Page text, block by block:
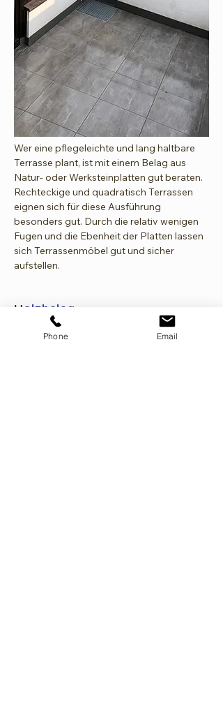
Wer eine pflegeleichte und lang haltbare
Terrasse plant, ist mit einem Belag aus
Natur- oder Werksteinplatten gut beraten.
Rechteckige und quadratisch Terrassen
eignen sich für diese Ausführung
besonders gut. Durch die relativ wenigen
Fugen und die Ebenheit der Platten lassen
sich Terrassenmöbel gut und sicher
aufstellen.
Holzbelag
Phone Email